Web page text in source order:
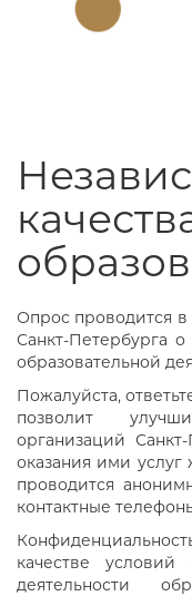
Опрос проводится
Санкт-Петербурга
образовательной
Пожалуйста,
позволит
организаций
оказания ими
проводится
контактные
качестве условий
деятельности